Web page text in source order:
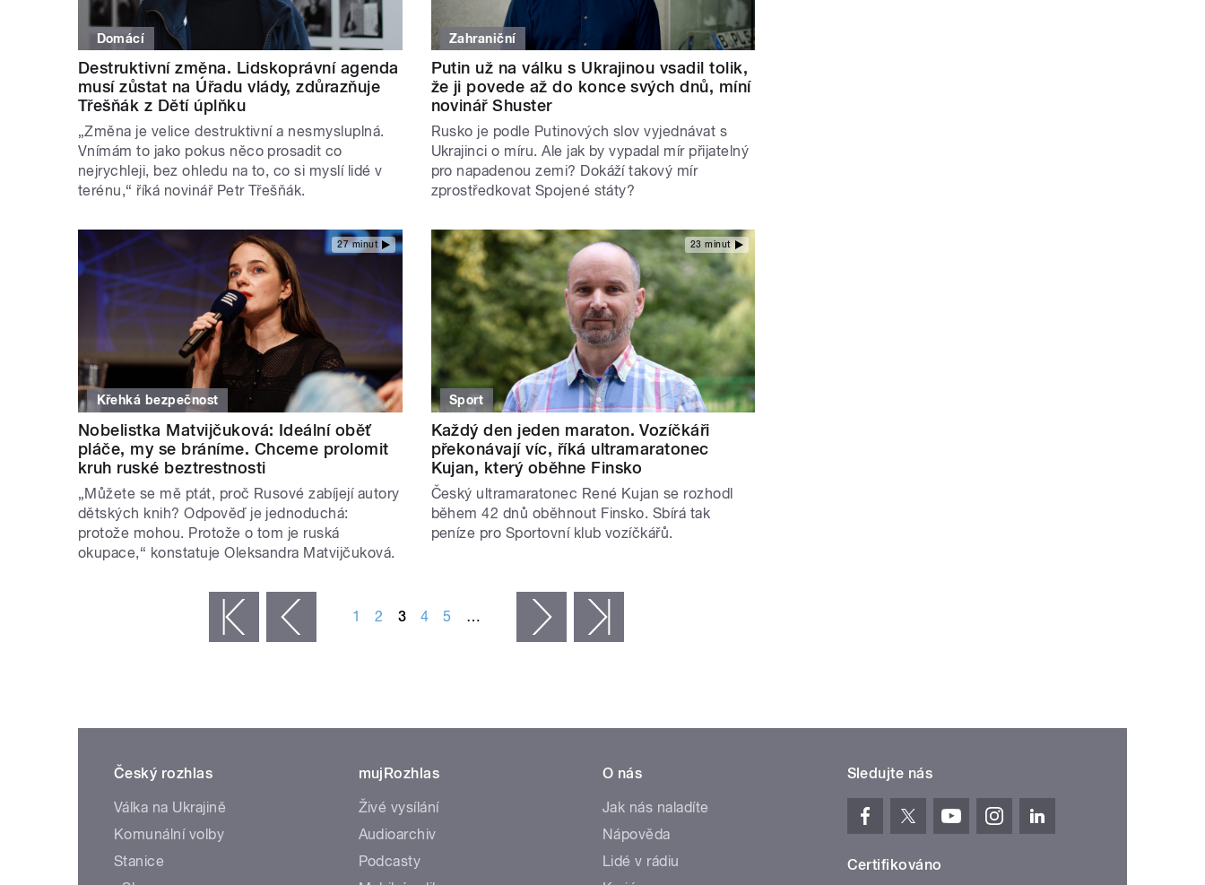
Domácí
Destruktivní změna. Lidskoprávní agenda
musí zůstat na Úřadu vlády, zdůrazňuje
Třešňák z Dětí úplňku
„Změna je velice destruktivní a nesmysluplná.
Vnímám to jako pokus něco prosadit co
nejrychleji, bez ohledu na to, co si myslí lidé v
terénu,“ říká novinář Petr Třešňák.
Zahraniční
Putin už na válku s Ukrajinou vsadil tolik,
že ji povede až do konce svých dnů, míní
novinář Shuster
Rusko je podle Putinových slov vyjednávat s
Ukrajinci o míru. Ale jak by vypadal mír přijatelný
pro napadenou zemi? Dokáží takový mír
zprostředkovat Spojené státy?
27 minut
Křehká bezpečnost
Nobelistka Matvijčuková: Ideální oběť
pláče, my se bráníme. Chceme prolomit
kruh ruské beztrestnosti
„Můžete se mě ptát, proč Rusové zabíjejí autory
dětských knih? Odpověď je jednoduchá:
protože mohou. Protože o tom je ruská
okupace,“ konstatuje Oleksandra Matvijčuková.
23 minut
Sport
Každý den jeden maraton. Vozíčkáři
překonávají víc, říká ultramaratonec
Kujan, který oběhne Finsko
Český ultramaratonec René Kujan se rozhodl
během 42 dnů oběhnout Finsko. Sbírá tak
peníze pro Sportovní klub vozíčkářů.
‹ předchozí 1 2 3 4 5 … následující ›
Český rozhlas
Válka na Ukrajině
Komunální volby
Stanice
mujRozhlas
Živé vysílání
Audioarchiv
Podcasty
O nás
Jak nás naladíte
Nápověda
Lidé v rádiu
Sledujte nás
Certifikováno